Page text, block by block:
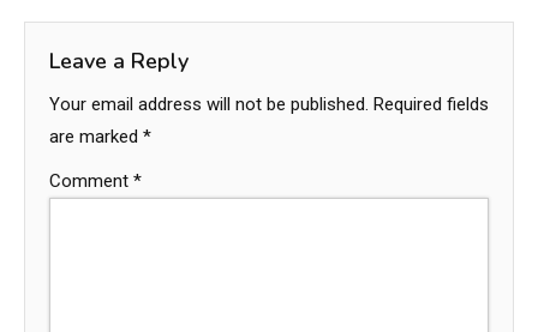
Leave a Reply
Your email address will not be published. Required fields
are marked *
Comment *